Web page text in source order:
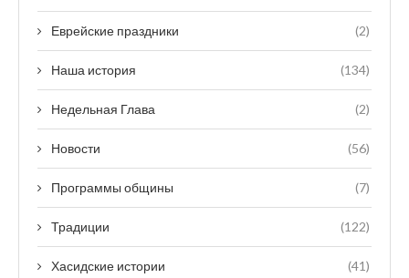
Еврейские праздники (2)
Наша история (134)
Недельная Глава (2)
Новости (56)
Программы общины (7)
Традиции (122)
Хасидские истории (41)